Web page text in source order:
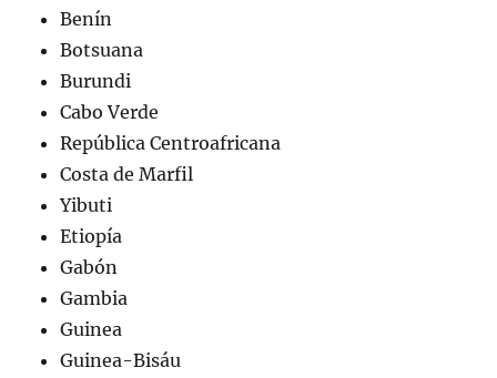
Benín
Botsuana
Burundi
Cabo Verde
República Centroafricana
Costa de Marfil
Yibuti
Etiopía
Gabón
Gambia
Guinea
Guinea-Bisáu